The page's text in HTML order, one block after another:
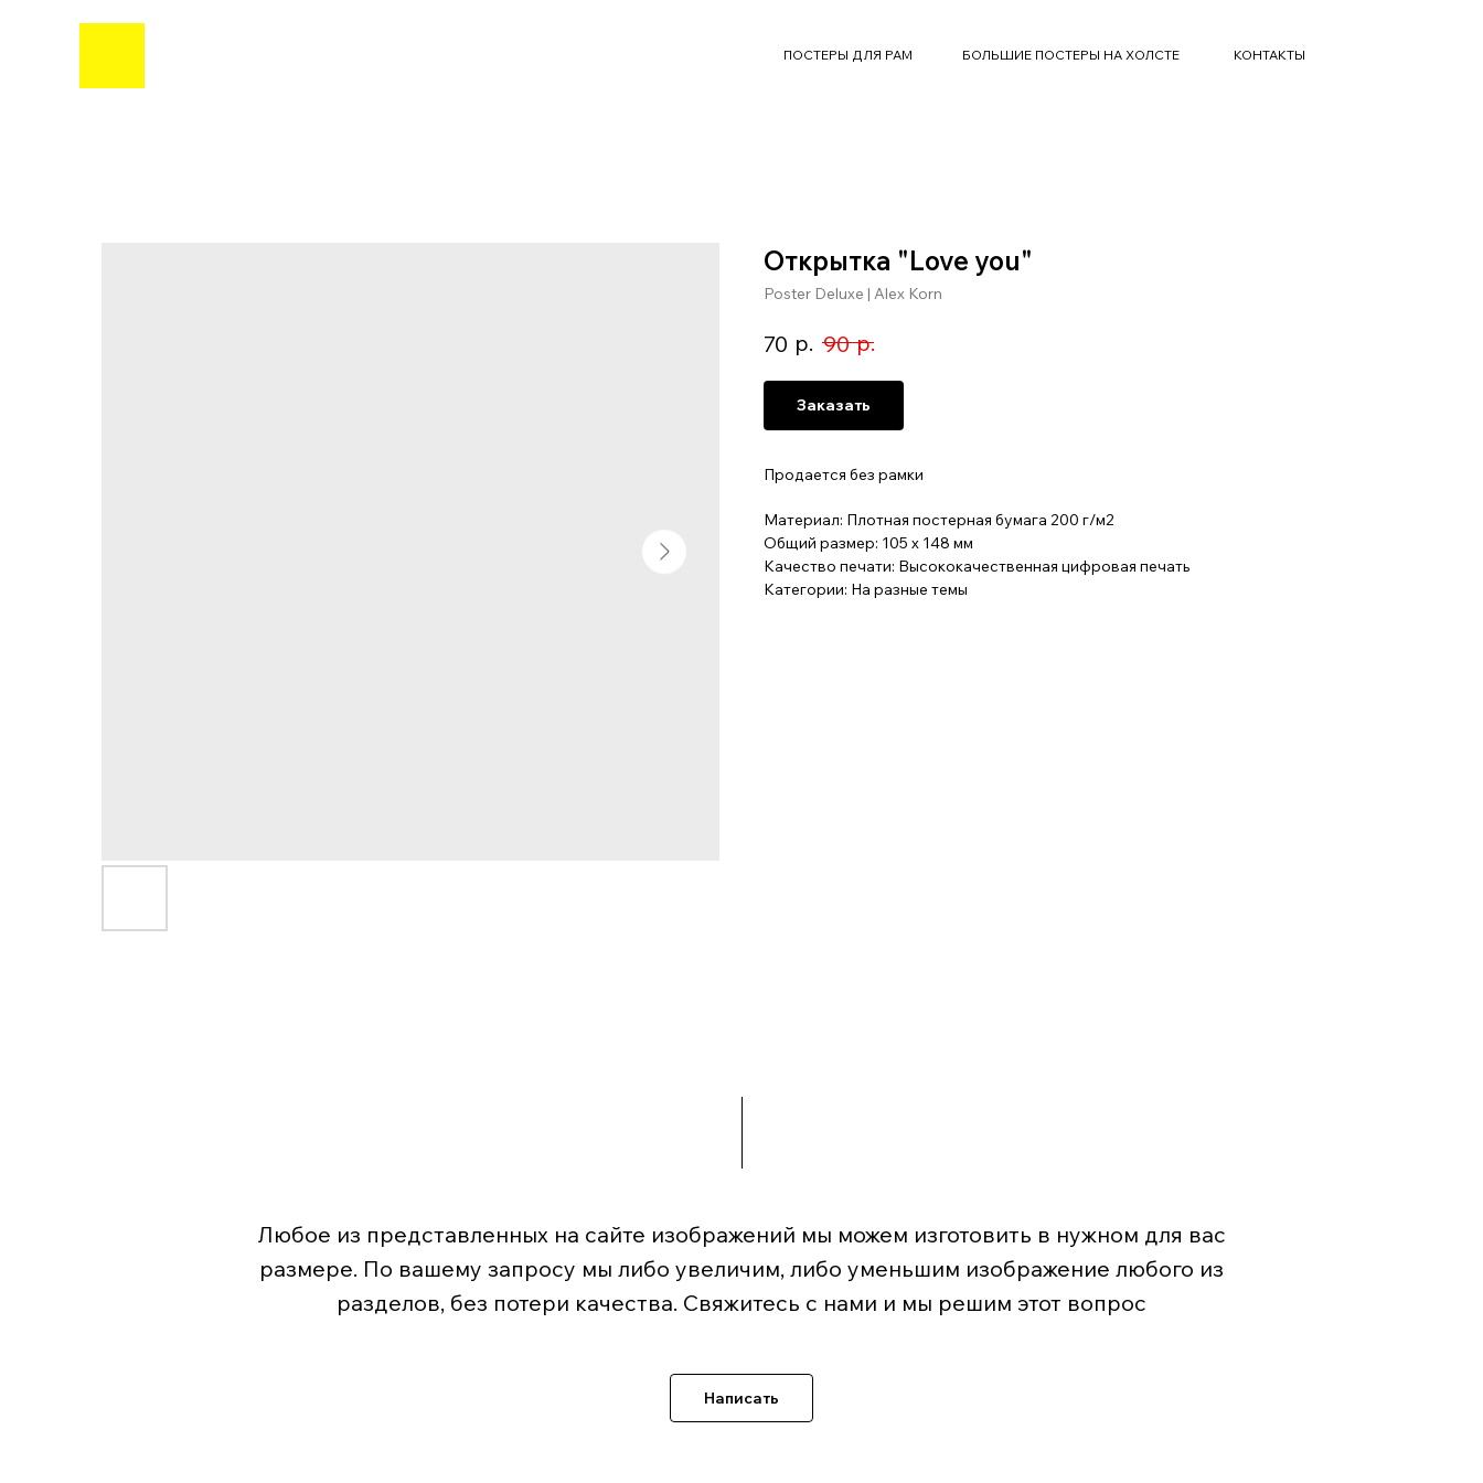
ПОСТЕРЫ ДЛЯ РАМ БОЛЬШИЕ ПОСТЕРЫ НА ХОЛСТЕ КОНТАКТЫ
Открытка "Love you"
Poster Deluxe | Alex Korn
70 р. 90 р.
Заказать
Продается без рамки
Материал: Плотная постерная бумага 200 г/м2
Общий размер: 105 x 148 мм
Качество печати: Высококачественная цифровая печать
Категории: На разные темы
Любое из представленных на сайте изображений мы можем изготовить в нужном для вас
размере. По вашему запросу мы либо увеличим, либо уменьшим изображение любого из
разделов, без потери качества. Свяжитесь с нами и мы решим этот вопрос
Написать